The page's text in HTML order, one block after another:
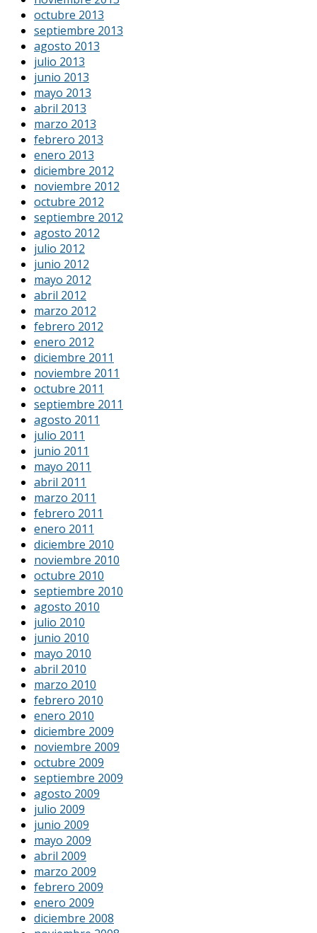
octubre 2013
septiembre 2013
agosto 2013
julio 2013
junio 2013
mayo 2013
abril 2013
marzo 2013
febrero 2013
enero 2013
diciembre 2012
noviembre 2012
octubre 2012
septiembre 2012
agosto 2012
julio 2012
junio 2012
mayo 2012
abril 2012
marzo 2012
febrero 2012
enero 2012
diciembre 2011
noviembre 2011
octubre 2011
septiembre 2011
agosto 2011
julio 2011
junio 2011
mayo 2011
abril 2011
marzo 2011
febrero 2011
enero 2011
diciembre 2010
noviembre 2010
octubre 2010
septiembre 2010
agosto 2010
julio 2010
junio 2010
mayo 2010
abril 2010
marzo 2010
febrero 2010
enero 2010
diciembre 2009
noviembre 2009
octubre 2009
septiembre 2009
agosto 2009
julio 2009
junio 2009
mayo 2009
abril 2009
marzo 2009
febrero 2009
enero 2009
diciembre 2008